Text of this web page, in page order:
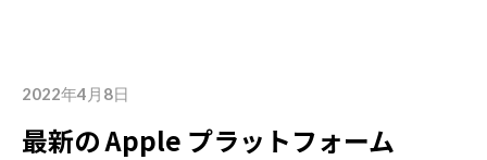
2022年4月8日
最新の Apple プラットフォーム